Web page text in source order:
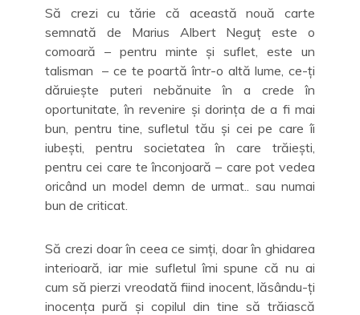
Să crezi cu tărie că această nouă carte
semnată de Marius Albert Neguț este o
comoară – pentru minte și suflet, este un
talisman – ce te poartă într-o altă lume, ce-ți
dăruiește puteri nebănuite în a crede în
oportunitate, în revenire și dorința de a fi mai
bun, pentru tine, sufletul tău și cei pe care îi
iubești, pentru societatea în care trăiești,
pentru cei care te înconjoară – care pot vedea
oricând un model demn de urmat.. sau numai
bun de criticat.
Să crezi doar în ceea ce simți, doar în ghidarea
interioară, iar mie sufletul îmi spune că nu ai
cum să pierzi vreodată fiind inocent, lăsându-ți
inocența pură și copilul din tine să trăiască